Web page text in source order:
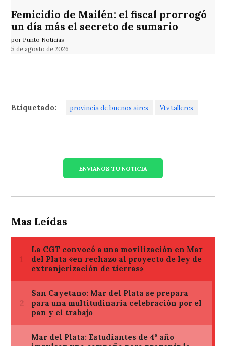
Femicidio de Mailén: el fiscal prorrogó
un día más el secreto de sumario
por Punto Noticias
5 de agosto de 2026
Etiquetado: provincia de buenos aires Vtv talleres
ENVIANOS TU NOTICIA
Mas Leídas